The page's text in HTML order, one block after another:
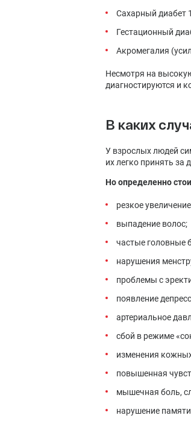
Сахарный диабет
Гестационный
Акромегалия
Несмотря на
диагностируются и
В каких
У взрослых людей
их легко принять за
Но определенно
резкое
выпадение волос;
частые головные
нарушения
проблемы с
появление
артериальное
сбой в режиме
изменения
повышенная
мышечная боль,
нарушение